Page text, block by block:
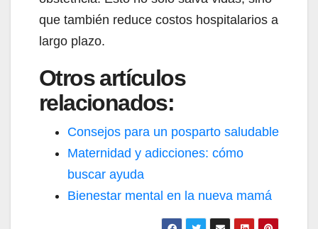
que también reduce costos hospitalarios a
largo plazo.
Otros artículos
relacionados:
Consejos para un posparto saludable
Maternidad y adicciones: cómo
buscar ayuda
Bienestar mental en la nueva mamá